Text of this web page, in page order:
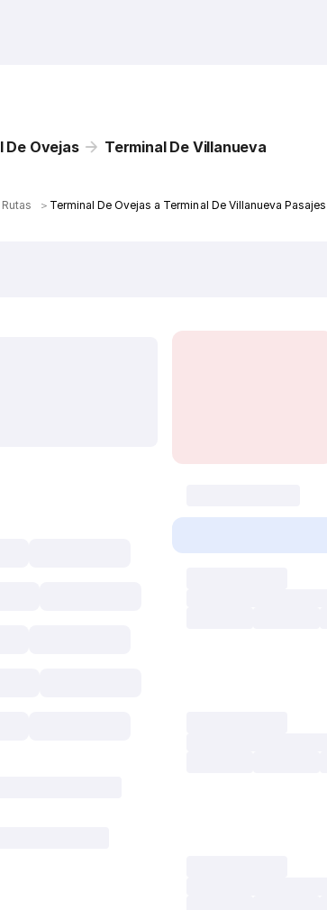
De Ovejas Terminal De Villanueva
＞ Terminal De Ovejas a Terminal De Villanueva